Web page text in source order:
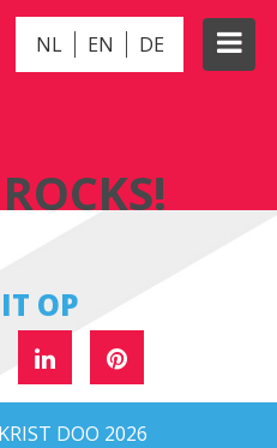
NL EN DE
OP
DOO 2026